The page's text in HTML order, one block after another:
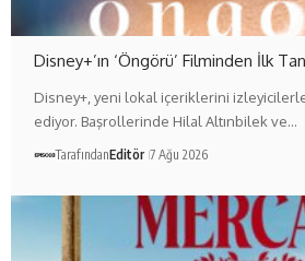
Disney+’ın ‘Öngörü’ Filminden İlk
Disney+, yeni lokal içeriklerini
ediyor. Başrollerinde Hilal Altınbilek ve…
TarafındanEditör 7 Ağu 2026